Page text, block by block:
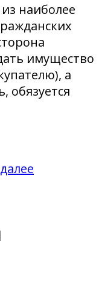
наиболее
имущество
а
обязуется